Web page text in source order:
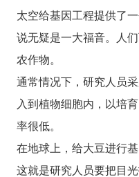
太空给基因工程提供了
说无疑是一大福音。人
农作物。
通常情况下，研究人员
入到植物细胞内，以培
率很低。
在地球上，给大豆进行
这就是研究人员要把目